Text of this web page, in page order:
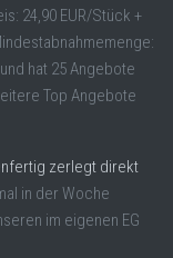
24,90 EUR/Stück +
hat 25 Angebote
Top Angebote
zerlegt direkt
in der Woche
im eigenen EG